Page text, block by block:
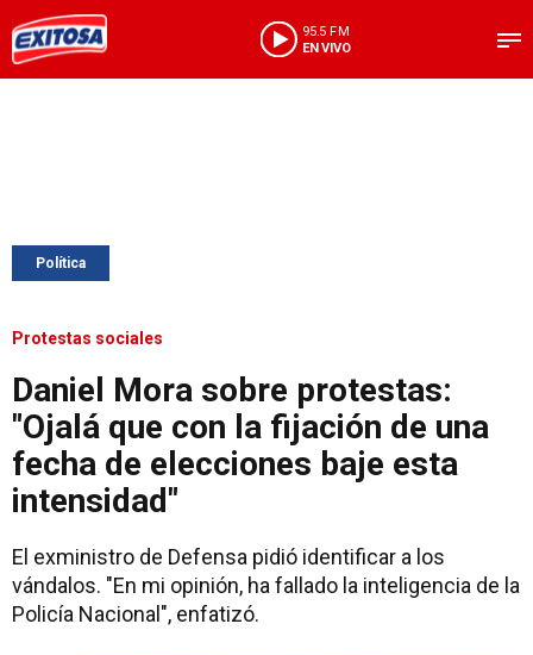
95.5 FM
EN VIVO
Política
Protestas sociales
Daniel Mora sobre protestas:
"Ojalá que con la fijación de una
fecha de elecciones baje esta
intensidad"
El exministro de Defensa pidió identificar a los
vándalos. "En mi opinión, ha fallado la inteligencia de la
Policía Nacional", enfatizó.